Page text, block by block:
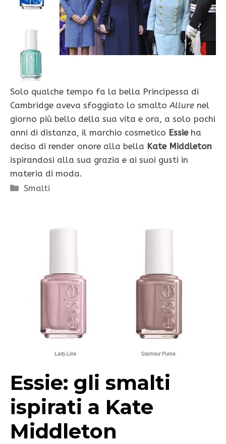
Solo qualche tempo fa la bella Principessa di
Cambridge aveva sfoggiato lo smaltoAllure nel
giorno più bello della sua vita e ora, a solo pochi
anni di distanza, il marchio cosmetico Essieha
deciso di render onore alla bella Kate Middleton
ispirandosi alla sua grazia e ai suoi gusti in
materia di moda.
Categorie
Smalti
Essie: gli smalti
ispirati a Kate
Middleton